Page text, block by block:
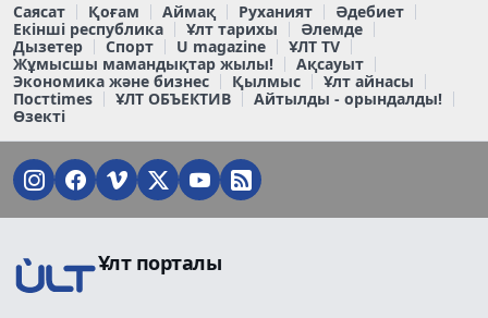
Саясат Қоғам Аймақ Руханият
Әдебиет
Екінші республика
Ұлт тарихы
Әлемде
Дызетер
Спорт U magazine
ҰЛТ TV
Жұмысшы мамандықтар жылы!
Ақсауыт
Экономика және бизнес
Қылмыс
Ұлт айнасы
Постtimes
ҰЛТ ОБЪЕКТИВ
Айтылды - орындалды!
Өзекті
Ұлт порталы